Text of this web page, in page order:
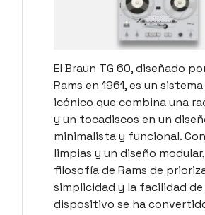
El Braun TG 60, diseñado
Rams en 1961, es un
icónico que combina una
y un tocadiscos en un
minimalista y funcional.
limpias y un diseño
filosofía de Rams de
simplicidad y la facilidad de
dispositivo se ha